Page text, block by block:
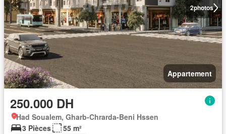
2photos
Appartement
250.000 DH
Had Soualem, Gharb-Chrarda-Beni Hssen
3 Pièces
55 m²